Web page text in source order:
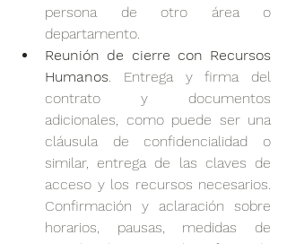
persona de otro área o
departamento.
Reunión de cierre con Recursos
Humanos . Entrega y firma del
contrato y documentos
adicionales, como puede ser una
cláusula de confidencialidad o
similar, entrega de las claves de
acceso y los recursos necesarios.
Confirmación y aclaración sobre
horarios, pausas, medidas de